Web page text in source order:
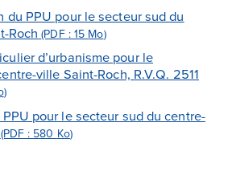
du PPU pour le secteur sud du
Roch (PDF : 15 Mo)
d’urbanisme pour le
ville Saint-Roch, R.V.Q. 2511
)
pour le secteur sud du centre-
(PDF : 580 Ko)